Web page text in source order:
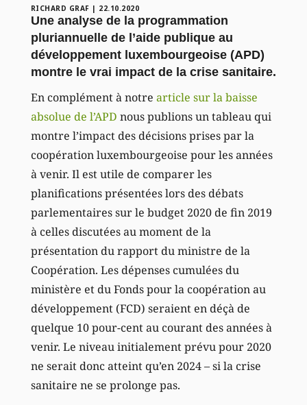
RICHARD GRAF | 22.10.2020
Une analyse de la programmation
pluriannuelle de l’aide publique au
développement luxembourgeoise (APD)
montre le vrai impact de la crise sanitaire.
En complément à notre article sur la baisse
absolue de l’APD nous publions un tableau qui
montre l’impact des décisions prises par la
coopération luxembourgeoise pour les années
à venir. Il est utile de comparer les
planifications présentées lors des débats
parlementaires sur le budget 2020 de fin 2019
à celles discutées au moment de la
présentation du rapport du ministre de la
Coopération. Les dépenses cumulées du
ministère et du Fonds pour la coopération au
développement (FCD) seraient en déçà de
quelque 10 pour-cent au courant des années à
venir. Le niveau initialement prévu pour 2020
ne serait donc atteint qu’en 2024 – si la crise
sanitaire ne se prolonge pas.